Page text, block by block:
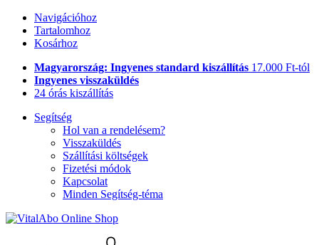
Navigációhoz
Tartalomhoz
Kosárhoz
Magyarország: Ingyenes standard kiszállítás 17.000 Ft-tól
Ingyenes visszaküldés
24 órás kiszállítás
Segítség
Hol van a rendelésem?
Visszaküldés
Szállítási költségek
Fizetési módok
Kapcsolat
Minden Segítség-téma